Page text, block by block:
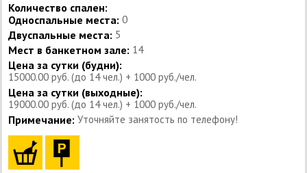
Количество спален:
Односпальные места: 0
Двуспальные места: 5
Мест в банкетном зале: 14
Цена за сутки (будни):
15000.00 руб. (до 14 чел.) + 1000 руб./чел.
Цена за сутки (выходные):
19000.00 руб. (до 14 чел.) + 1000 руб./чел.
Примечание: Уточняйте занятость по телефону!